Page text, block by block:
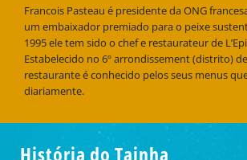
Francois Pasteau é presidente da ONG
um embaixador premiado para o peixe
1995 ele tem sido o chef e restaurateur de
Estabelecido no 6º arrondissement (distrito)
restaurante é conhecido pelos seus menus
diariamente.
História do Tainha